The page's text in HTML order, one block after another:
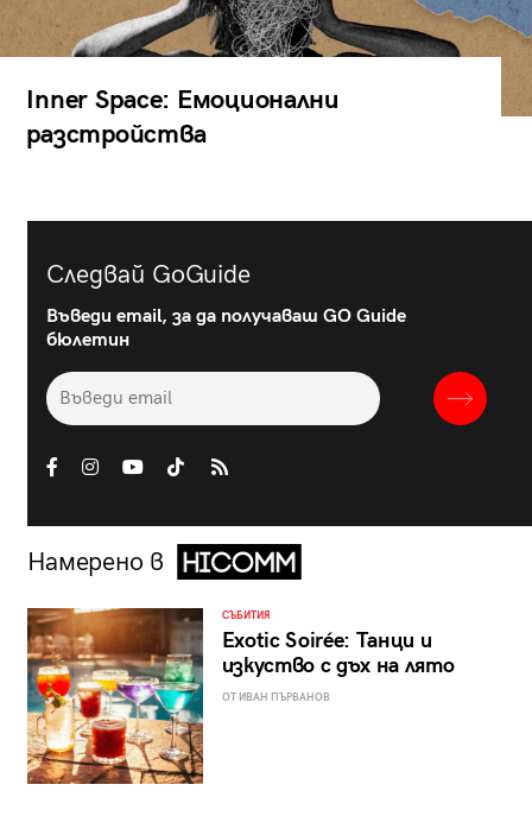
Inner Space: Емоционални
разстройства
Следвай GoGuide
Въведи email, за да получаваш GO Guide
бюлетин
Намерено в
СЪБИТИЯ
Exotic Soirée: Танци и
изкуство с дъх на лято
ОТ ИВАН ПЪРВАНОВ